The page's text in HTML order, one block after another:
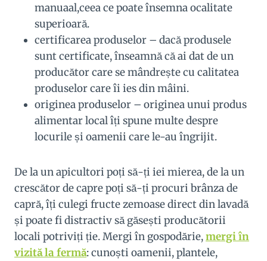
manuaal,ceea ce poate însemna ocalitate
superioară.
certificarea produselor – dacă produsele
sunt certificate, înseamnă că ai dat de un
producător care se mândrește cu calitatea
produselor care îi ies din mâini.
originea produselor – originea unui produs
alimentar local îți spune multe despre
locurile și oamenii care le-au îngrijit.
De la un apicultori poți să-ți iei mierea, de la un
crescător de capre poți să-ți procuri brânza de
capră, îți culegi fructe zemoase direct din lavadă
și poate fi distractiv să găsești producătorii
locali potriviți ție. Mergi în gospodărie,mergi în
vizită la fermă: cunoști oamenii, plantele,